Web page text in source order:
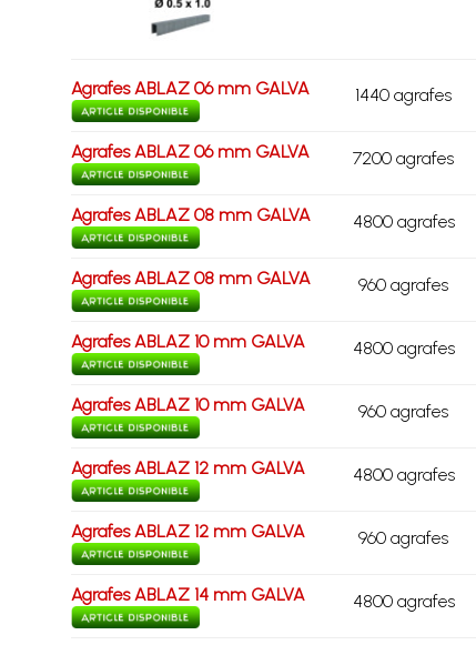
Agrafes ABLAZ 06 mm GALVA 1440 agrafes
Agrafes ABLAZ 06 mm GALVA 7200 agrafes
Agrafes ABLAZ 08 mm GALVA 4800 agrafes
Agrafes ABLAZ 08 mm GALVA 960 agrafes
Agrafes ABLAZ 10 mm GALVA 4800 agrafes
Agrafes ABLAZ 10 mm GALVA 960 agrafes
Agrafes ABLAZ 12 mm GALVA 4800 agrafes
Agrafes ABLAZ 12 mm GALVA 960 agrafes
Agrafes ABLAZ 14 mm GALVA 4800 agrafes